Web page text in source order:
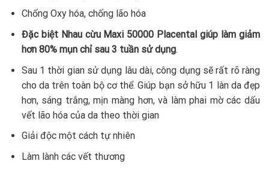
Chống Oxy hóa, chống lão hóa
Đặc biệt Nhau cừu Maxi 50000 Placental giúp làm giảm
hơn 80% mụn chỉ sau 3 tuần sử dụng.
Sau 1 thời gian sử dụng lâu dài, công dụng sẽ rất rõ ràng
cho da trên toàn bộ cơ thể. Giúp bạn sở hữu 1 làn da đẹp
hơn, sáng trắng, mịn màng hơn, và làm phai mờ các dấu
vết lão hóa của da theo thời gian
Giải độc một cách tự nhiên
Làm lành các vết thương